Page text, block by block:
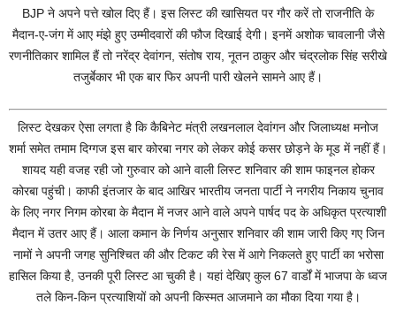
BJP ने अपने पत्ते खोल दिए हैं। इस लिस्ट की खासियत पर गौर करें तो राजनीति के
मैदान-ए-जंग में आए मंझे हुए उम्मीदवारों की फौज दिखाई देगी। इनमें अशोक चावलानी जैसे
रणनीतिकार शामिल हैं तो नरेंद्र देवांगन, संतोष राय, नूतन ठाकुर और चंद्रलोक सिंह सरीखे
तजुर्बेकार भी एक बार फिर अपनी पारी खेलने सामने आए हैं।
लिस्ट देखकर ऐसा लगता है कि कैबिनेट मंत्री लखनलाल देवांगन और जिलाध्यक्ष मनोज
शर्मा समेत तमाम दिग्गज इस बार कोरबा नगर को लेकर कोई कसर छोड़ने के मूड में नहीं हैं।
शायद यही वजह रही जो गुरुवार को आने वाली लिस्ट शनिवार की शाम फाइनल होकर
कोरबा पहुंची। काफी इंतजार के बाद आखिर भारतीय जनता पार्टी ने नगरीय निकाय चुनाव
के लिए नगर निगम कोरबा के मैदान में नजर आने वाले अपने पार्षद पद के अधिकृत प्रत्याशी
मैदान में उतर आए हैं। आला कमान के निर्णय अनुसार शनिवार की शाम जारी किए गए जिन
नामों ने अपनी जगह सुनिश्चित की और टिकट की रेस में आगे निकलते हुए पार्टी का भरोसा
हासिल किया है, उनकी पूरी लिस्ट आ चुकी है। यहां देखिए कुल 67 वार्डों में भाजपा के ध्वज
तले किन-किन प्रत्याशियों को अपनी किस्मत आजमाने का मौका दिया गया है।